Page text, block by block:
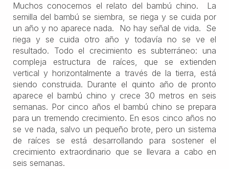
Muchos conocemos el relato del bambú chino. La
semilla del bambú se siembra, se riega y se cuida por
un año y no aparece nada. No hay señal de vida. Se
riega y se cuida otro año y todavía no se ve el
resultado. Todo el crecimiento es subterráneo: una
compleja estructura de raíces, que se extienden
vertical y horizontalmente a través de la tierra, está
siendo construida. Durante el quinto año de pronto
aparece el bambú chino y crece 30 metros en seis
semanas. Por cinco años el bambú chino se prepara
para un tremendo crecimiento. En esos cinco años no
se ve nada, salvo un pequeño brote, pero un sistema
de raíces se está desarrollando para sostener el
crecimiento extraordinario que se llevara a cabo en
seis semanas.